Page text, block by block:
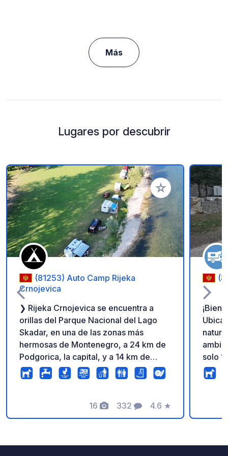
Más
Lugares por descubrir
Añadir a tus
(81253) Auto Camp Rijeka
Crnojevica
❯ Rijeka Crnojevica se encuentra a
orillas del Parque Nacional del Lago
Skadar, en una de las zonas más
hermosas de Montenegro, a 24 km de
Podgorica, la capital, y a 14 km de
Cetinje, la antigua capital
montenegrina. ❯ Este campamento
naturaleza en el corazón de un
pequeño pueblo pesquero con una
16
Fotos
332
Comentarios
4.6
Calificación
★
solo
todo